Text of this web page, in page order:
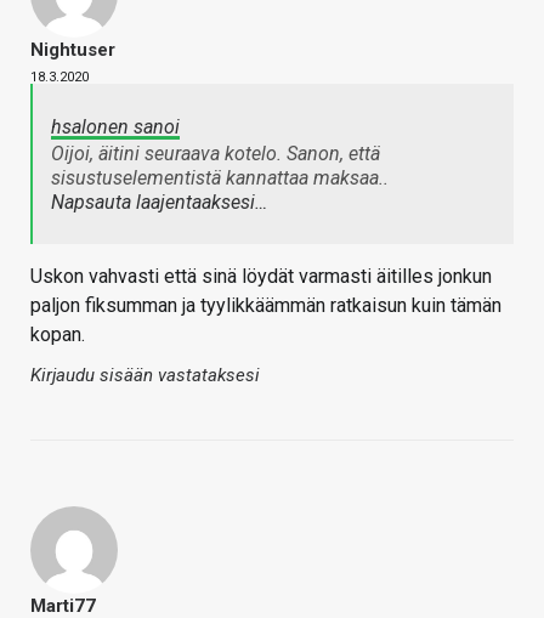
Nightuser
18.3.2020
hsalonen sanoi
Oijoi, äitini seuraava kotelo. Sanon, että
sisustuselementistä kannattaa maksaa..
Napsauta laajentaaksesi…
Uskon vahvasti että sinä löydät varmasti äitilles jonkun
paljon fiksumman ja tyylikkäämmän ratkaisun kuin tämän
kopan.
Kirjaudu sisään vastataksesi
Marti77